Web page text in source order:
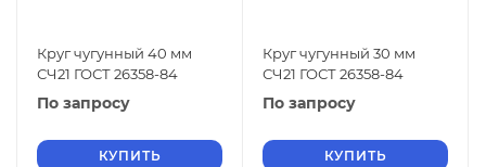
Круг чугунный 40 мм
СЧ21 ГОСТ 26358-84
По запросу
КУПИТЬ
Круг чугунный 30 мм
СЧ21 ГОСТ 26358-84
По запросу
КУПИТЬ